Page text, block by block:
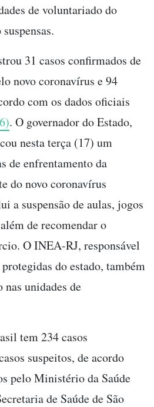
de voluntariado do
31 casos confirmados de
novo coronavírus e 94
com os dados oficiais
. O governador do Estado,
nesta terça (17) um
de enfrentamento da
do novo coronavírus
a suspensão de aulas, jogos
de recomendar o
O INEA-RJ, responsável
do estado, também
nas unidades de
tem 234 casos
suspeitos, de acordo
pelo Ministério da Saúde
de Saúde de São